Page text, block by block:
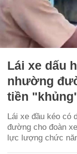
Lái xe dấu
nhường
tiền
Lái xe đầu kéo có
đường cho đoàn
lực lượng chức